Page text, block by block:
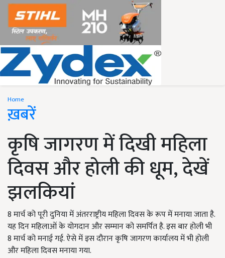
Home
ख़बरें
कृषि जागरण में दिखी महिला
दिवस और होली की धूम, देखें
झलकियां
8 मार्च को पूरी दुनिया में अंतरराष्ट्रीय महिला दिवस के रूप में मनाया जाता है.
यह दिन महिलाओं के योगदान और सम्मान को समर्पित है. इस बार होली भी
8 मार्च को मनाई गई. ऐसे में इस दौरान कृषि जागरण कार्यालय में भी होली
और महिला दिवस मनाया गया.